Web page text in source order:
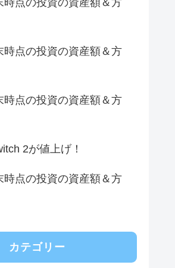
時点の投資の資産額＆方
時点の投資の資産額＆方
2が値上げ！
時点の投資の資産額＆方
カテゴリー